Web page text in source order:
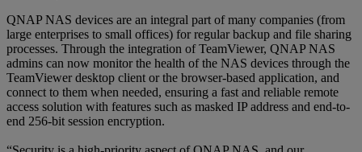
QNAP NAS devices are an integral part of many companies (from
large enterprises to small offices) for regular backup and file sharing
processes. Through the integration of TeamViewer, QNAP NAS
admins can now monitor the health of the NAS devices through the
TeamViewer desktop client or the browser-based application, and
connect to them when needed, ensuring a fast and reliable remote
access solution with features such as masked IP address and end-to-
end 256-bit session encryption.